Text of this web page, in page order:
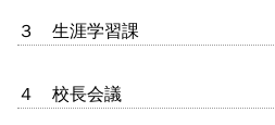
３ 生涯学習課
４ 校長会議